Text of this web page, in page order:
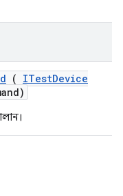
( ITestDevice